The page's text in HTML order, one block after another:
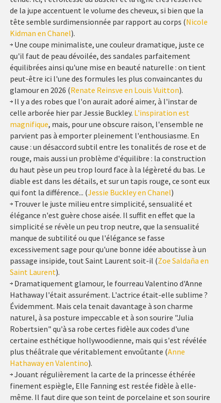
de la jupe accentuent le volume des cheveux, si bien que la
tête semble surdimensionnée par rapport au corps (Nicole
Kidman en Chanel).
Une coupe minimaliste, une couleur dramatique, juste ce
qu'il faut de peau dévoilée, des sandales parfaitement
équilibrées ainsi qu'une mise en beauté naturelle : on tient
peut-être ici l'une des formules les plus convaincantes du
glamour en 2026 (Renate Reinsve en Louis Vuitton).
Il y a des robes que l'on aurait adoré aimer, à l'instar de
celle arborée hier par Jessie Buckley. L'inspiration est
magnifique, mais, pour une obscure raison, l'ensemble ne
parvient pas à emporter pleinement l'enthousiasme. En
cause : un désaccord subtil entre les tonalités de rose et de
rouge, mais aussi un problème d'équilibre : la construction
du haut pèse un peu trop lourd face à la légèreté du bas. Le
diable est dans les détails, et sur un tapis rouge, ce sont eux
qui font la différence... (Jessie Buckley en Chanel)
Trouver le juste milieu entre simplicité, sensualité et
élégance n'est guère chose aisée. Il suffit en effet que la
simplicité se révèle un peu trop neutre, que la sensualité
manque de subtilité ou que l'élégance se fasse
excessivement sage pour qu'une bonne idée aboutisse à un
passage insipide, tout Saint Laurent soit-il (Zoe Saldaña en
Saint Laurent).
Dramatiquement glamour, le fourreau Valentino d'Anne
Hathaway l'était assurément. L'actrice était-elle sublime ?
Évidemment. Mais cela tenait davantage à son charme
naturel, à sa posture impeccable et à son sourire "Julia
Robertsien" qu'à sa robe certes fidèle aux codes d'une
certaine esthétique hollywoodienne, mais qui s'est révélée
plus théâtrale que véritablement envoûtante (Anne
Hathaway en Valentino).
Jouant régulièrement la carte de la princesse éthérée
finement espiègle, Elle Fanning est restée fidèle à elle-
même. Il faut dire que son teint de porcelaine et son sourire